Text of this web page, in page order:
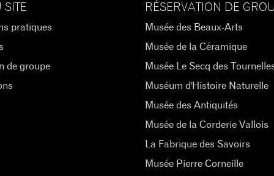
pratiques
de groupe
RÉSERVATION DE
Musée des Beaux-Arts
Musée de la Céramique
Musée Le Secq des
Muséum d'Histoire Naturelle
Musée des Antiquités
Musée de la Corderie Vallois
La Fabrique des Savoirs
Musée Pierre Corneille